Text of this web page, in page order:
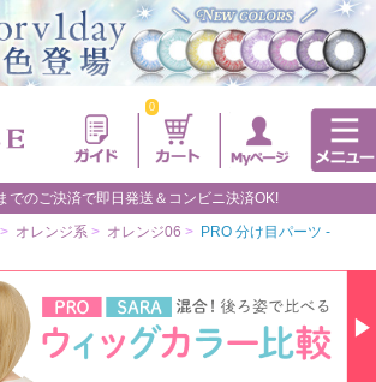
0
でのご決済で即日発送＆コンビニ決済OK!
> オレンジ系 > オレンジ06 > PRO 分け目パーツ -